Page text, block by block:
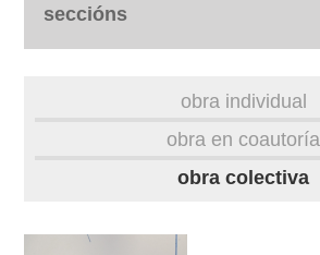
seccións
videoteca
obra individual
obra en coautoría
obra colectiva